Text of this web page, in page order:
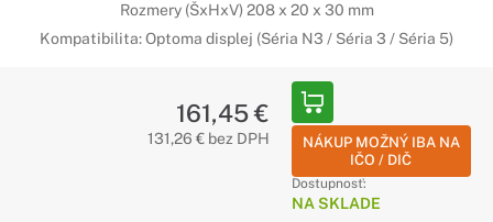
Rozmery (ŠxHxV) 208 x 20 x 30 mm
Kompatibilita: Optoma displej (Séria N3 / Séria 3 / Séria 5)
161,45 €
131,26 € bez DPH
NÁKUP MOŽNÝ IBA NA
IČO / DIČ
Dostupnosť:
NA SKLADE